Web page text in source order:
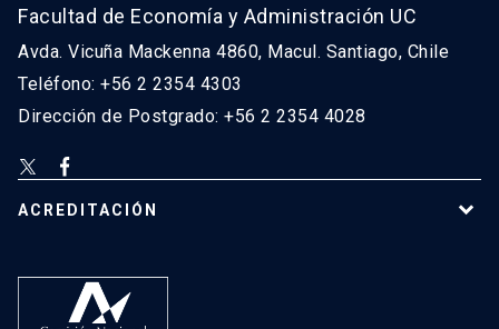
Facultad de Economía y Administración UC
Avda. Vicuña Mackenna 4860, Macul. Santiago, Chile
Teléfono: +56 2 2354 4303
Dirección de Postgrado: +56 2 2354 4028
ACREDITACIÓN